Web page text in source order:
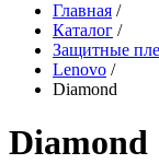
Главная /
Каталог /
Защитные
Lenovo /
Diamond
Diamond